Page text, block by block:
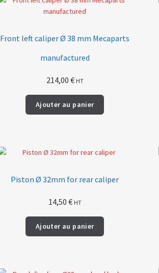
Front left caliper Ø 38 mm Mecaparts
manufactured
214,00 € HT
Ajouter au panier
Piston Ø 32mm for rear caliper
14,50 € HT
Ajouter au panier